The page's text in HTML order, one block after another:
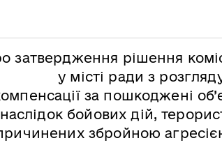
затвердження рішення
у місті ради з
за пошкоджені
бойових дій,
збройною